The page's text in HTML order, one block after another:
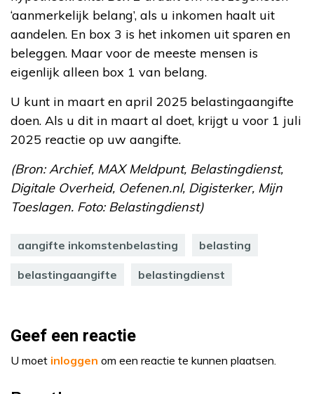
‘aanmerkelijk belang’, als u inkomen haalt uit
aandelen. En box 3 is het inkomen uit sparen en
beleggen. Maar voor de meeste mensen is
eigenlijk alleen box 1 van belang.
U kunt in maart en april 2025 belastingaangifte
doen. Als u dit in maart al doet, krijgt u voor 1 juli
2025 reactie op uw aangifte.
(Bron: Archief, MAX Meldpunt, Belastingdienst,
Digitale Overheid, Oefenen.nl, Digisterker, Mijn
Toeslagen. Foto: Belastingdienst)
aangifte inkomstenbelasting belasting
belastingaangifte belastingdienst
Geef een reactie
U moet inloggen om een reactie te kunnen plaatsen.